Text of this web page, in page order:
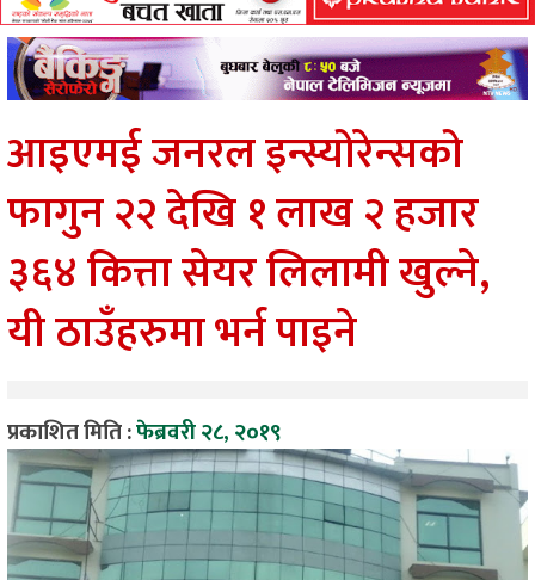
आइएमई जनरल इन्स्योरेन्सको
फागुन २२ देखि १ लाख २ हजार
३६४ कित्ता सेयर लिलामी खुल्ने,
यी ठाउँहरुमा भर्न पाइने
प्रकाशित मिति :फेब्रवरी २८, २०१९